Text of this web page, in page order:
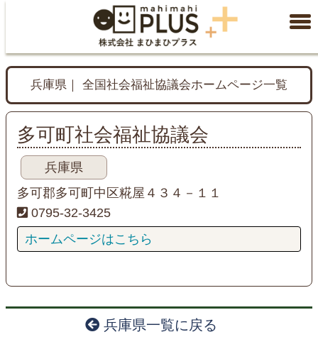
兵庫県｜ 全国社会福祉協議会ホームページ一覧
多可町社会福祉協議会
兵庫県
多可郡多可町中区糀屋４３４－１１
0795-32-3425
ホームページはこちら
兵庫県一覧に戻る